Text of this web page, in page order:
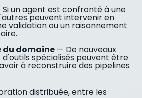
un agent est confronté à une
peuvent intervenir en
validation ou un raisonnement
du domaine — De nouveaux
spécialisés peuvent être
à reconstruire des pipelines
distribuée, entre les